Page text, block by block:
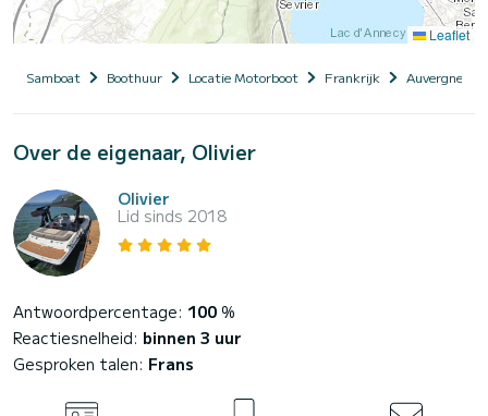
Leaflet
Samboat Boothuur Locatie Motorboot Frankrijk Auvergne-
Over de eigenaar, Olivier
Olivier
Lid sinds 2018
Antwoordpercentage: 100 %
Reactiesnelheid: binnen 3 uur
Gesproken talen: Frans